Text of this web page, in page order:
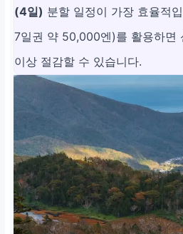
(4일) 분할 일정이 가장 효율적
7일권 약 50,000엔)를 활용하면
이상 절감할 수 있습니다.